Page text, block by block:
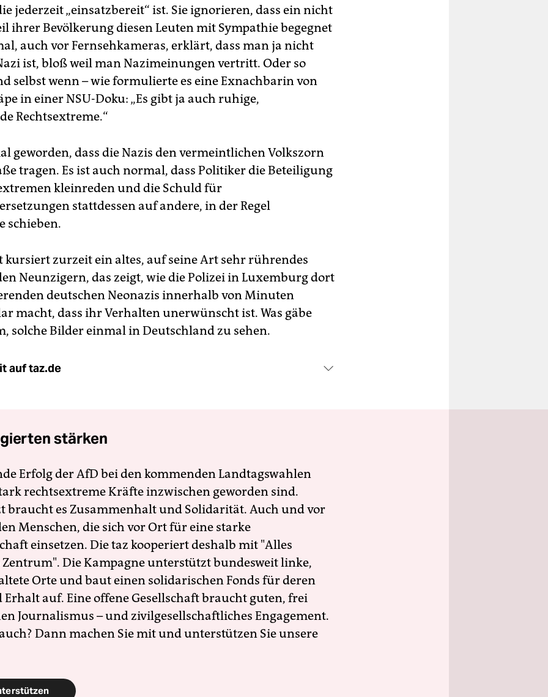
jederzeit „einsatzbereit“ ist. Sie ignorieren, dass ein nicht
ihrer Bevölkerung diesen Leuten mit Sympathie begegnet
auch vor Fernsehkameras, erklärt, dass man ja nicht
ist, bloß weil man Nazimeinungen vertritt. Oder so
selbst wenn – wie formulierte es eine Exnachbarin von
in einer NSU-Doku: „Es gibt ja auch ruhige,
Rechtsextreme.“
geworden, dass die Nazis den vermeintlichen Volkszorn
tragen. Es ist auch normal, dass Politiker die Beteiligung
kleinreden und die Schuld für
stattdessen auf andere, in der Regel
schieben.
zurzeit ein altes, auf seine Art sehr rührendes
Neunzigern, das zeigt, wie die Polizei in Luxemburg dort
deutschen Neonazis innerhalb von Minuten
macht, dass ihr Verhalten unerwünscht ist. Was gäbe
solche Bilder einmal in Deutschland zu sehen.
auf taz.de
stärken
Erfolg der AfD bei den kommenden Landtagswahlen
rechtsextreme Kräfte inzwischen geworden sind.
braucht es Zusammenhalt und Solidarität. Auch und vor
Menschen, die sich vor Ort für eine starke
einsetzen. Die taz kooperiert deshalb mit "Alles
Die Kampagne unterstützt bundesweit linke,
Orte und baut einen solidarischen Fonds für deren
Erhalt auf. Eine offene Gesellschaft braucht guten, frei
Journalismus – und zivilgesellschaftliches Engagement.
Dann machen Sie mit und unterstützen Sie unsere